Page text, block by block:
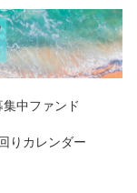
集中ファンド
りカレンダー